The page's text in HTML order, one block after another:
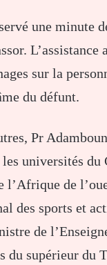
une minute
L’assistance
sur la
du défunt.
Pr
universités du
l’Afrique de
des sports et
de
du supérieur du